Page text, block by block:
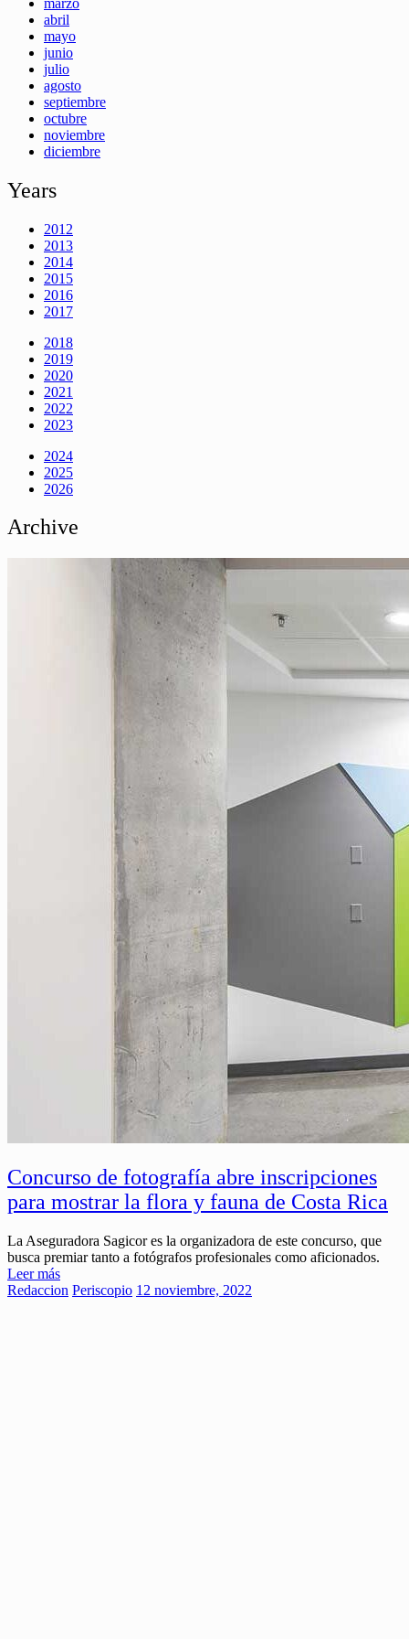
abril
mayo
junio
julio
agosto
septiembre
octubre
noviembre
diciembre
Years
2012
2013
2014
2015
2016
2017
2018
2019
2020
2021
2022
2023
2024
2025
2026
Archive
Concurso de fotografía abre inscripciones
para mostrar la flora y fauna de Costa Rica
La Aseguradora Sagicor es la organizadora de este concurso, que
busca premiar tanto a fotógrafos profesionales como aficionados.
Leer más
Redaccion Periscopio 12 noviembre, 2022